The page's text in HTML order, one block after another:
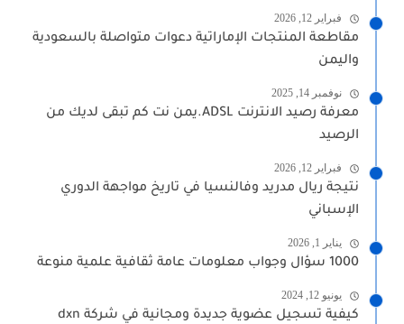
فبراير 12, 2026
مقاطعة المنتجات الإماراتية دعوات متواصلة بالسعودية
واليمن
نوفمبر 14, 2025
معرفة رصيد الانترنت ADSL.يمن نت كم تبقى لديك من
الرصيد
فبراير 12, 2026
نتيجة ريال مدريد وفالنسيا في تاريخ مواجهة الدوري
الإسباني
يناير 1, 2026
1000 سؤال وجواب معلومات عامة ثقافية علمية منوعة
يونيو 12, 2024
كيفية تسجيل عضوية جديدة ومجانية في شركة dxn